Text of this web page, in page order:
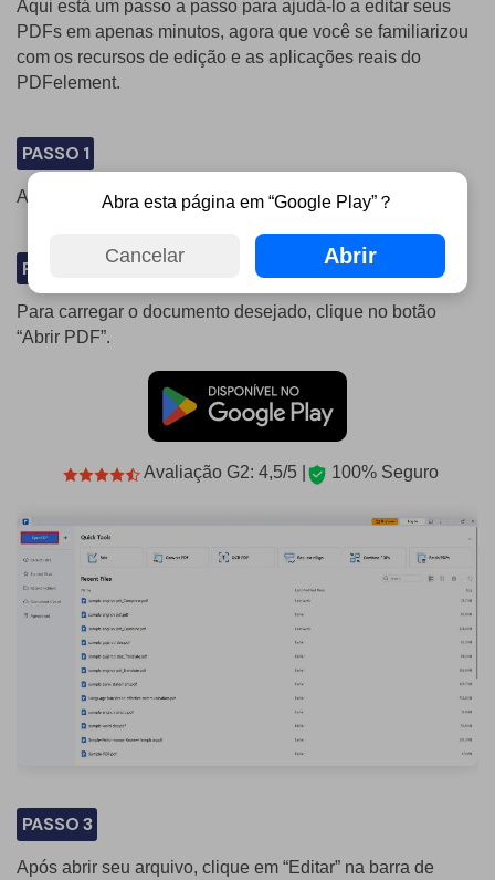
Aqui está um passo a passo para ajudá-lo a editar seus
PDFs em apenas minutos, agora que você se familiarizou
com os recursos de edição e as aplicações reais do
PDFelement.
PASSO 1
Abra o Wondershare PDFelement no seu computador.
PASSO 2
Para carregar o documento desejado, clique no botão
“Abrir PDF”.
Avaliação G2: 4,5/5 | 100% Seguro
PASSO 3
Após abrir seu arquivo, clique em “Editar” na barra de
Abra esta página em “Google Play”？
Cancelar Abrir